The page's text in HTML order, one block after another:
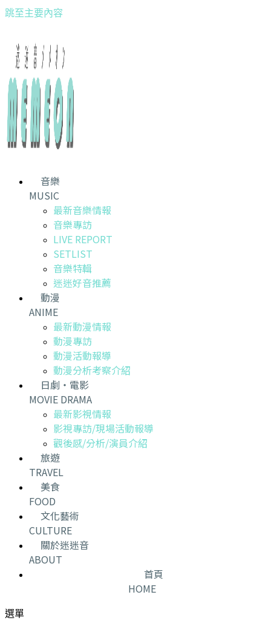
跳至主要內容
音樂
MUSIC
最新音樂情報
音樂專訪
LIVE REPORT
SETLIST
音樂特輯
迷迷好音推薦
動漫
ANIME
最新動漫情報
動漫專訪
動漫活動報導
動漫分析考察介紹
日劇・電影
MOVIE DRAMA
最新影視情報
影視專訪/現場活動報導
觀後感/分析/演員介紹
旅遊
TRAVEL
美食
FOOD
文化藝術
CULTURE
關於迷迷音
ABOUT
首頁
HOME
選單